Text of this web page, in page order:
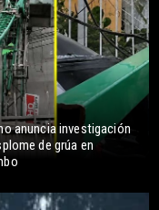
anuncia investigación
de grúa en